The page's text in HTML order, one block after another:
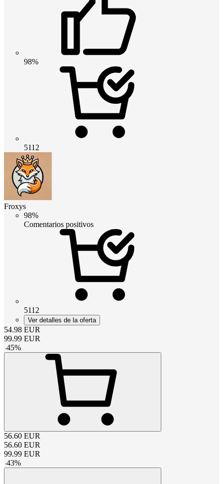
98%
5112
Froxys
98%
Comentarios positivos
5112
Ver detalles de la oferta
54.98 EUR
99.99 EUR
-45%
56.60 EUR
56.60 EUR
99.99 EUR
-43%